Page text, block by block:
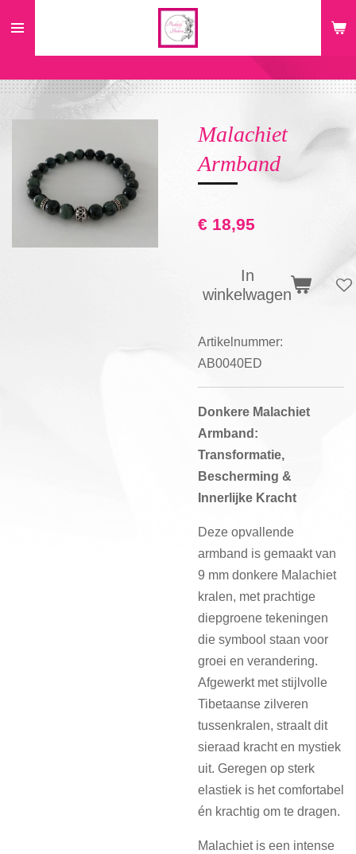
de
hoofdinhoud
Malachiet
Armband
€ 18,95
In
winkelwagen
Artikelnummer:
AB0040ED
Donkere Malachiet
Armband:
Transformatie,
Bescherming &
Innerlijke Kracht
Deze opvallende
armband is gemaakt van
9 mm donkere Malachiet
kralen, met prachtige
diepgroene tekeningen
die symbool staan voor
groei en verandering.
Afgewerkt met stijlvolle
Tibetaanse zilveren
tussenkralen, straalt dit
sieraad kracht en mystiek
uit. Geregen op sterk
elastiek is het comfortabel
én krachtig om te dragen.
Malachiet is een intense